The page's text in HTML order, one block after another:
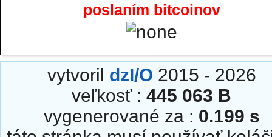
poslaním bitcoinov
vytvoril dzI/O 2015 - 2026
veľkosť :445 063 B
vygenerované za : 0.199 s